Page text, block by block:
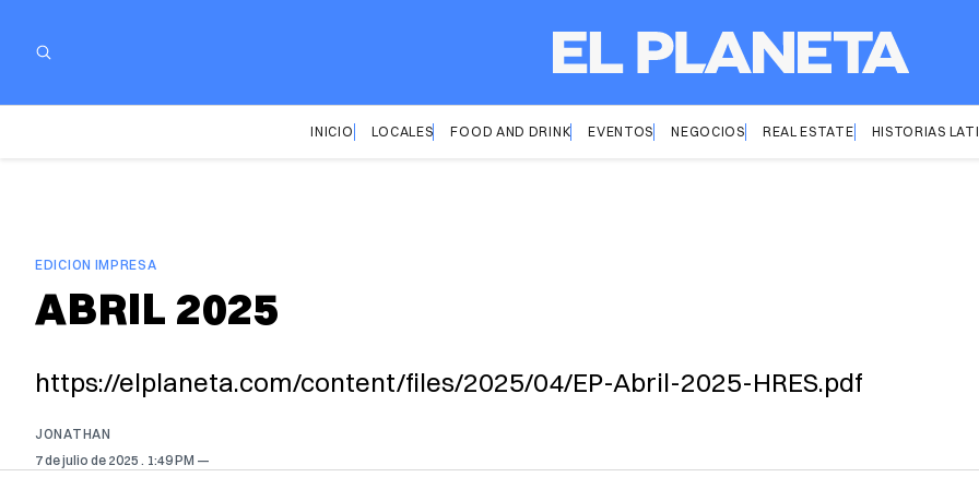
INICIO LOCALES FOOD AND DRINK EVENTOS NEGOCIOS REAL ESTATE HISTORIAS
EDICION IMPRESA
ABRIL 2025
https://elplaneta.com/content/files/2025/04/EP-Abril-2025-HRES.pdf
JONATHAN
7 de julio de 2025 . 1:49 PM